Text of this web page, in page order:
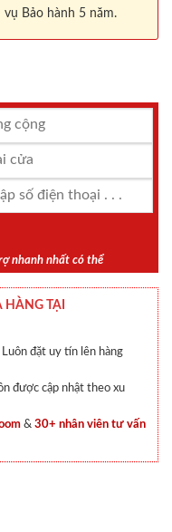
Bảo hành 5 năm.
nhanh nhất có thể
TẠI
đặt uy tín lên hàng
được cập nhật theo xu
& 30+ nhân viên tư vấn